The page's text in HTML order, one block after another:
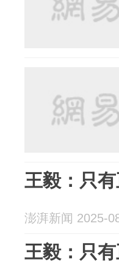
王毅：只
澎湃新闻 2025-
王毅：只